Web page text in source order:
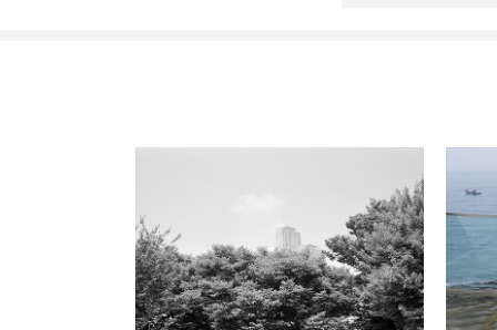
Leica Sisyphus
One must imagine
구독하기
카카오톡